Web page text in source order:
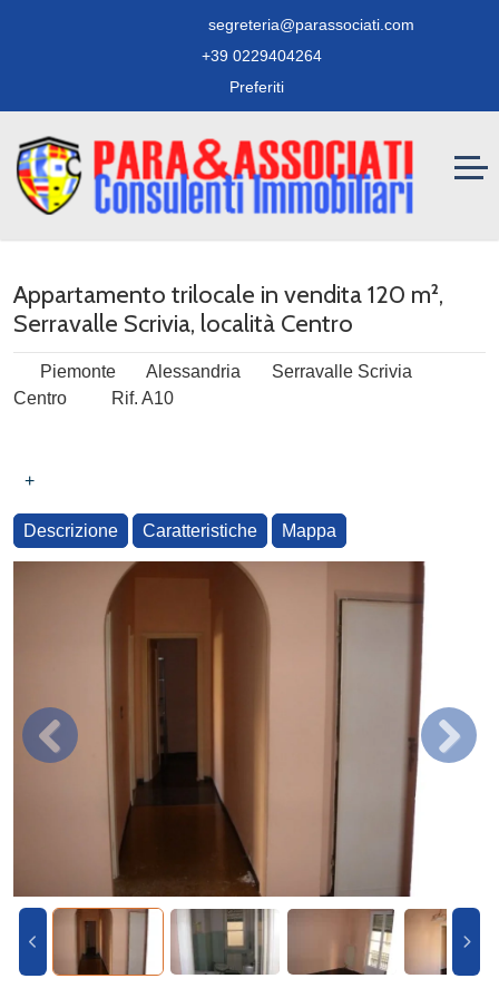
segreteria@parassociati.com
+39 0229404264
Preferiti
Appartamento trilocale in vendita 120 m²,
Serravalle Scrivia, località Centro
Piemonte Alessandria
Serravalle Scrivia
Centro
Rif. A10
+
Descrizione Caratteristiche Mappa